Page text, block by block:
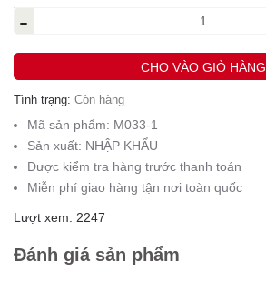
-
CHO VÀO GIỎ HÀNG
Tình trạng: Còn hàng
Mã sản phẩm: M033-1
Sản xuất: NHẬP KHẨU
Được kiểm tra hàng trước thanh toán
Miễn phí giao hàng tận nơi toàn quốc
Lượt xem: 2247
Đánh giá sản phẩm